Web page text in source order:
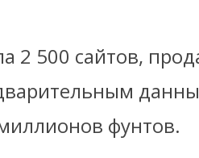
2 500 сайтов,
фунтов.